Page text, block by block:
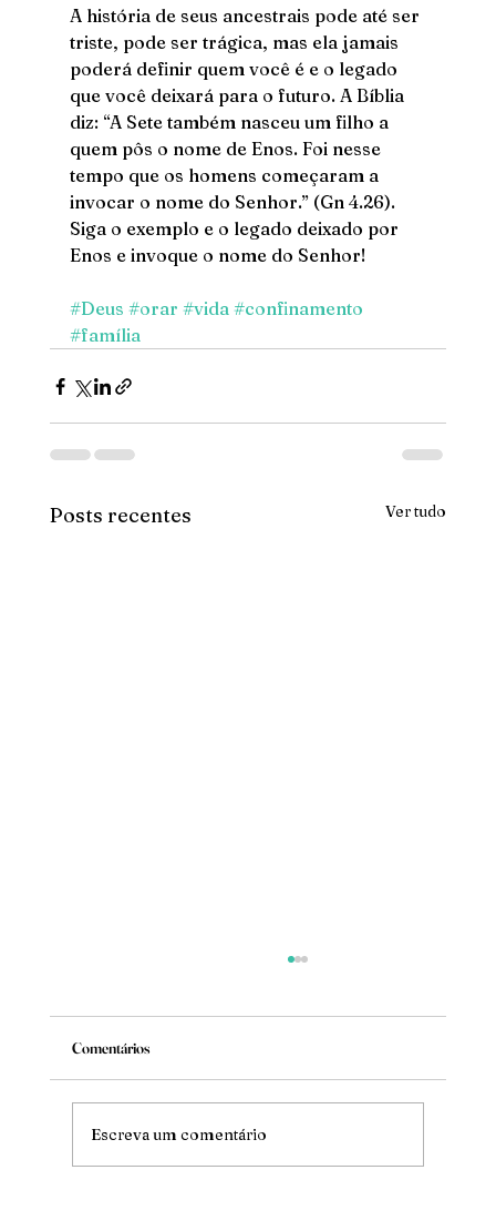
A história de seus ancestrais pode até ser
triste, pode ser trágica, mas ela jamais
poderá definir quem você é e o legado
que você deixará para o futuro. A Bíblia
diz: “A Sete também nasceu um filho a
quem pôs o nome de Enos. Foi nesse
tempo que os homens começaram a
invocar o nome do Senhor.” (Gn 4.26).
Siga o exemplo e o legado deixado por
Enos e invoque o nome do Senhor!
#Deus #orar #vida #confinamento
#família
Posts recentes Ver tudo
Mude
Comentários
Escreva um comentário